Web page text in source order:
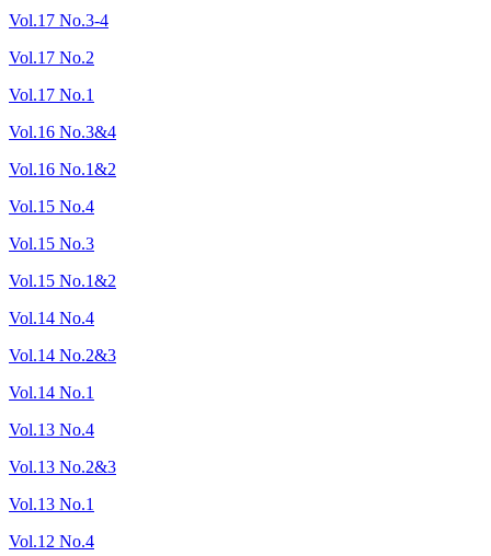
Vol.17 No.3-4
Vol.17 No.2
Vol.17 No.1
Vol.16 No.3&4
Vol.16 No.1&2
Vol.15 No.4
Vol.15 No.3
Vol.15 No.1&2
Vol.14 No.4
Vol.14 No.2&3
Vol.14 No.1
Vol.13 No.4
Vol.13 No.2&3
Vol.13 No.1
Vol.12 No.4